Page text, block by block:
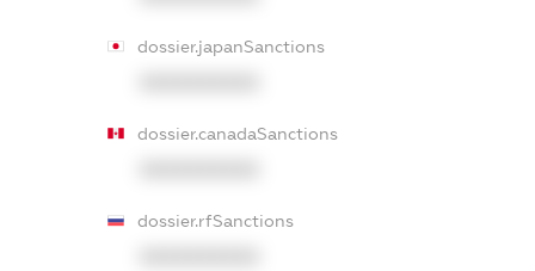
dossier.japanSanctions
dossier.canadaSanctions
dossier.rfSanctions